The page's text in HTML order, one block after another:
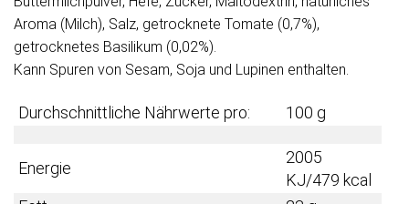
Aroma (Milch), Salz, getrocknete Tomate (0,7%),
getrocknetes Basilikum (0,02%).
Kann Spuren von Sesam, Soja und Lupinen enthalten.
Durchschnittliche Nährwerte pro: 100 g
Energie
2005
KJ/479 kcal